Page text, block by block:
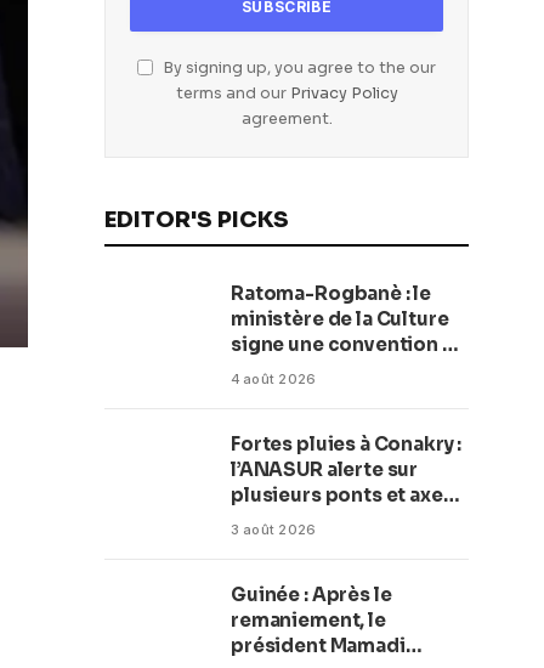
By signing up, you agree to the our
terms and our Privacy Policy
agreement.
EDITOR'S PICKS
Ratoma-Rogbanè : le
ministère de la Culture
signe une convention de
42 millions de dollars
balnéaire
4 août 2026
Fortes pluies à Conakry :
l’ANASUR alerte sur
plusieurs ponts et axes
routiers
3 août 2026
Guinée : Après le
remaniement, le
président Mamadi